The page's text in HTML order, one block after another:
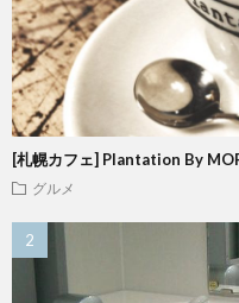
[札幌カフェ] Plantation By
グルメ